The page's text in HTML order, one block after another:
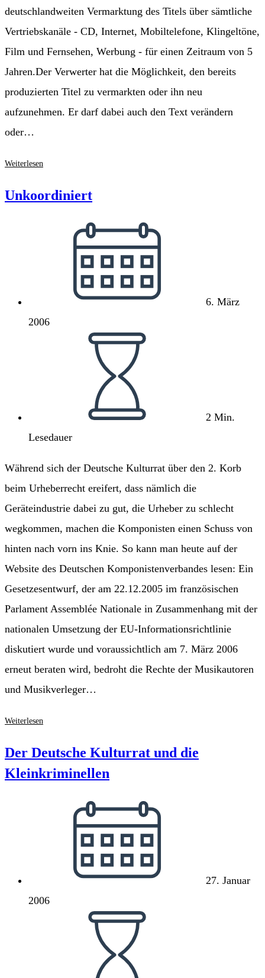
deutschlandweiten Vermarktung des Titels über sämtliche
Vertriebskanäle - CD, Internet, Mobiltelefone, Klingeltöne,
Film und Fernsehen, Werbung - für einen Zeitraum von 5
Jahren.Der Verwerter hat die Möglichkeit, den bereits
produzierten Titel zu vermarkten oder ihn neu
aufzunehmen. Er darf dabei auch den Text verändern
oder…
Weiterlesen
Musiknutzungsrechten
Unkoordiniert
veröffentlicht:
6. März
2006
2 Min.
Lesedauer
Während sich der Deutsche Kulturrat über den 2. Korb
beim Urheberrecht ereifert, dass nämlich die
Geräteindustrie dabei zu gut, die Urheber zu schlecht
wegkommen, machen die Komponisten einen Schuss von
hinten nach vorn ins Knie. So kann man heute auf der
Website des Deutschen Komponistenverbandes lesen: Ein
Gesetzesentwurf, der am 22.12.2005 im französischen
Parlament Assemblée Nationale in Zusammenhang mit der
nationalen Umsetzung der EU-Informationsrichtlinie
diskutiert wurde und voraussichtlich am 7. März 2006
erneut beraten wird, bedroht die Rechte der Musikautoren
und Musikverleger…
Weiterlesen
Der Deutsche Kulturrat und die
Kleinkriminellen
veröffentlicht:
27. Januar
2006